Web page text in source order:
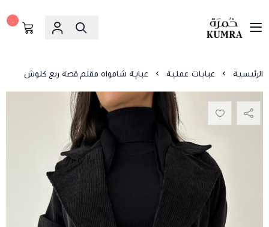
خمرة
٠
الرئيسية عبايات عملية عباية شامواه مقلم قصة ربع كلوش